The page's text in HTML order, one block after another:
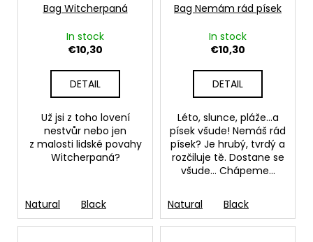
Bag Witcherpaná
In stock
€10,30
DETAIL
Už jsi z toho lovení
nestvůr nebo jen
z malosti lidské povahy
Witcherpaná?
Natural Black
Bag Nemám rád písek
In stock
€10,30
DETAIL
Léto, slunce, pláže...a
písek všude! Nemáš rád
písek? Je hrubý, tvrdý a
rozčiluje tě. Dostane se
všude… Chápeme...
Natural Black